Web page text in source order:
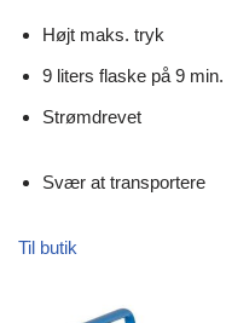
Højt maks. tryk
9 liters flaske på 9 min.
Strømdrevet
Svær at transportere
Til butik